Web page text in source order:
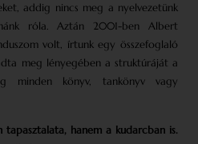
addig nincs meg a nyelvezetünk
róla. Aztán 2001-ben Albert
volt, írtunk egy összefoglaló
meg lényegében a struktúráját a
minden könyv, tankönyv vagy
tapasztalata, hanem a kudarcban is.